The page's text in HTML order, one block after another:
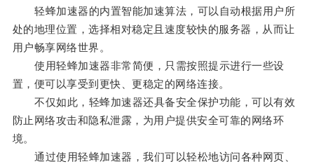
轻蜂加速器的内置智能加速算法，可以自动根据用户所
处的地理位置，选择相对稳定且速度较快的服务器，从而让
用户畅享网络世界。
使用轻蜂加速器非常简便，只需按照提示进行一些设
置，便可以享受到更快、更稳定的网络连接。
不仅如此，轻蜂加速器还具备安全保护功能，可以有效
防止网络攻击和隐私泄露，为用户提供安全可靠的网络环
境。
通过使用轻蜂加速器，我们可以轻松地访问各种网页、